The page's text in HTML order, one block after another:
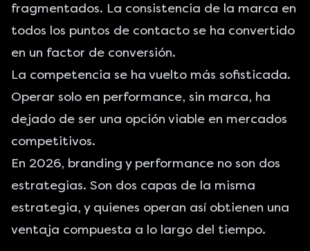
fragmentados. La consistencia de la marca en
todos los puntos de contacto se ha convertido
en un factor de conversión.
La competencia se ha vuelto más sofisticada.
Operar solo en performance, sin marca, ha
dejado de ser una opción viable en mercados
competitivos.
En 2026, branding y performance no son dos
estrategias. Son dos capas de la misma
estrategia, y quienes operan así obtienen una
ventaja compuesta a lo largo del tiempo.